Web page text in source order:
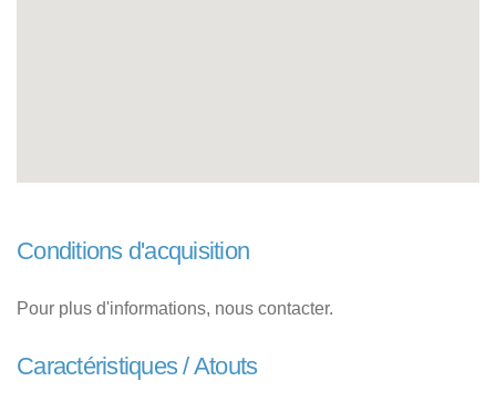
Conditions d'acquisition
Pour plus d'informations, nous contacter.
Caractéristiques / Atouts